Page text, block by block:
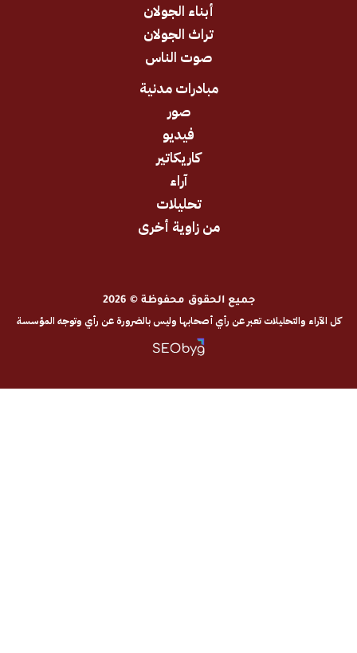
أبناء الجولان
تراث الجولان
صوت الناس
مبادرات مدنية
من زاوية أخرى
جميع الحقوق محفوظة © 2026
تعبر عن رأي أصحابها وليس بالضرورة عن رأي وتوجه المؤسسة